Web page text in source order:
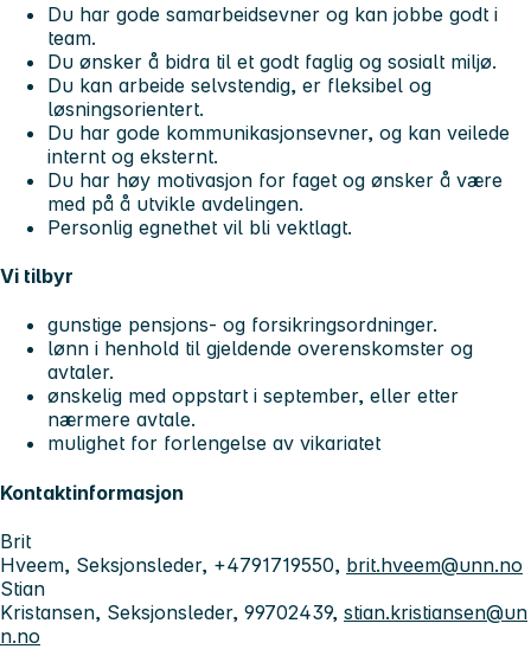
Du har gode samarbeidsevner og kan jobbe godt i
team.
Du ønsker å bidra til et godt faglig og sosialt miljø.
Du kan arbeide selvstendig, er fleksibel og
løsningsorientert.
Du har gode kommunikasjonsevner, og kan veilede
internt og eksternt.
Du har høy motivasjon for faget og ønsker å være
med på å utvikle avdelingen.
Personlig egnethet vil bli vektlagt.
Vi tilbyr
gunstige pensjons- og forsikringsordninger.
lønn i henhold til gjeldende overenskomster og
avtaler.
ønskelig med oppstart i september, eller etter
nærmere avtale.
mulighet for forlengelse av vikariatet
Kontaktinformasjon
Brit
Hveem, Seksjonsleder, +4791719550, brit.hveem@unn.no
Stian
Kristansen, Seksjonsleder, 99702439, stian.kristiansen@un
n.no